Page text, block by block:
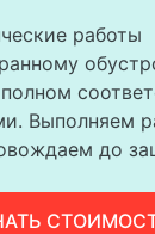
работы
Выполняем
до